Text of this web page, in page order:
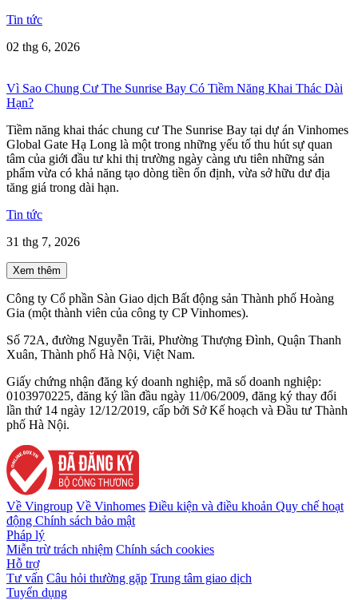
Tin tức
02 thg 6, 2026
Vì Sao Chung Cư The Sunrise Bay Có Tiềm Năng Khai Thác Dài
Hạn?
Tiềm năng khai thác chung cư The Sunrise Bay tại dự án Vinhomes
Global Gate Hạ Long là một trong những yếu tố thu hút sự quan
tâm của giới đầu tư khi thị trường ngày càng ưu tiên những sản
phẩm vừa có khả năng tạo dòng tiền ổn định, vừa sở hữu dư địa
tăng giá trong dài hạn.
Tin tức
31 thg 7, 2026
Xem thêm
Công ty Cổ phần Sàn Giao dịch Bất động sản Thành phố Hoàng
Gia (một thành viên của công ty CP Vinhomes).
Số 72A, đường Nguyễn Trãi, Phường Thượng Đình, Quận Thanh
Xuân, Thành phố Hà Nội, Việt Nam.
Giấy chứng nhận đăng ký doanh nghiệp, mã số doanh nghiệp:
0103970225, đăng ký lần đầu ngày 11/06/2009, đăng ký thay đổi
lần thứ 14 ngày 12/12/2019, cấp bởi Sở Kế hoạch và Đầu tư Thành
phố Hà Nội.
Về Vingroup Về Vinhomes Điều kiện và điều khoản Quy chế hoạt
động Chính sách bảo mật
Pháp lý
Miễn trừ trách nhiệm Chính sách cookies
Hỗ trợ
Tư vấn Câu hỏi thường gặp Trung tâm giao dịch
Tuyển dụng